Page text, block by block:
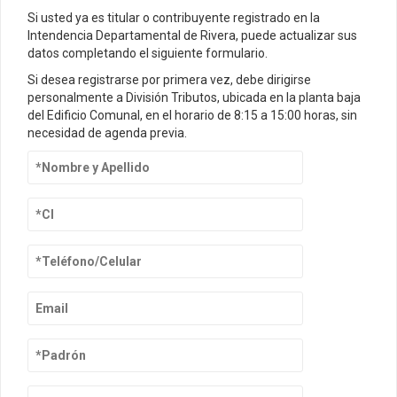
Si usted ya es titular o contribuyente registrado en la
Intendencia Departamental de Rivera, puede actualizar sus
datos completando el siguiente formulario.
Si desea registrarse por primera vez, debe dirigirse
personalmente a División Tributos, ubicada en la planta baja
del Edificio Comunal, en el horario de 8:15 a 15:00 horas, sin
necesidad de agenda previa.